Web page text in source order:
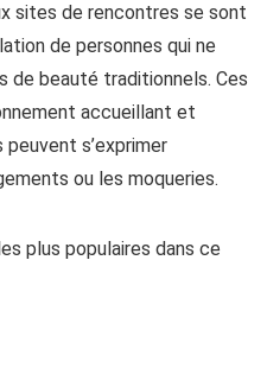
sites de rencontres se sont
de personnes qui ne
de beauté traditionnels. Ces
accueillant et
s’exprimer
ou les moqueries.
plus populaires dans ce